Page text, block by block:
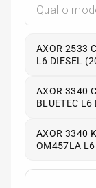
AXOR 2533
L6 DIESEL
AXOR 3340
BLUETEC
AXOR 3340
OM457LA